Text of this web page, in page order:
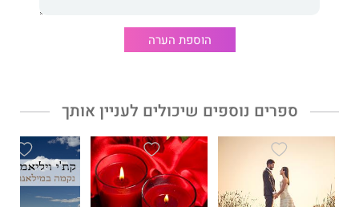
הוספת הערה
ספרים נוספים שיכולים לעניין אותך